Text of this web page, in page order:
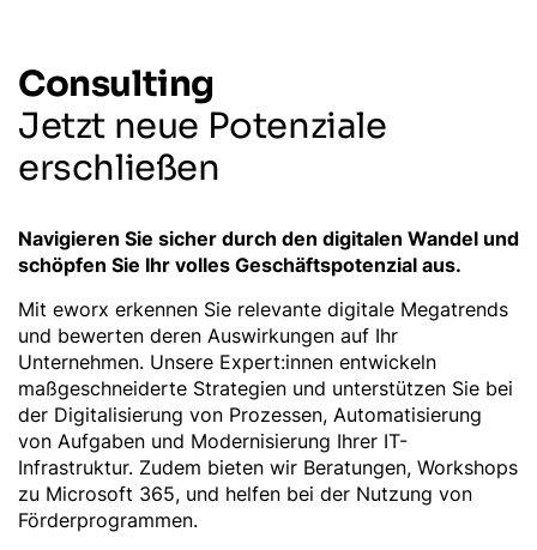
Consulting
Jetzt neue Potenziale
erschließen
Navigieren Sie sicher durch den digitalen Wandel und
schöpfen Sie Ihr volles Geschäftspotenzial aus.
Mit eworx erkennen Sie relevante digitale Megatrends
und bewerten deren Auswirkungen auf Ihr
Unternehmen. Unsere Expert:innen entwickeln
maßgeschneiderte Strategien und unterstützen Sie bei
der Digitalisierung von Prozessen, Automatisierung
von Aufgaben und Modernisierung Ihrer IT-
Infrastruktur. Zudem bieten wir Beratungen, Workshops
zu Microsoft 365, und helfen bei der Nutzung von
Förderprogrammen.